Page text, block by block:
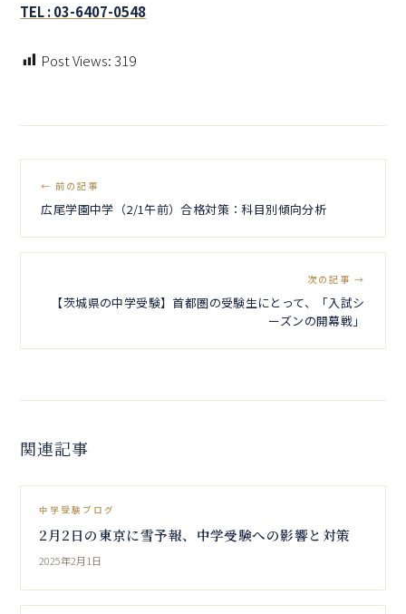
TEL : 03-6407-0548
Post Views: 319
← 前の記事
広尾学園中学（2/1午前）合格対策：科目別傾向分析
次の記事 →
【茨城県の中学受験】首都圏の受験生にとって、「入試シ
ーズンの開幕戦」
関連記事
中学受験ブログ
2月2日の東京に雪予報、中学受験への影響と対策
2025年2月1日